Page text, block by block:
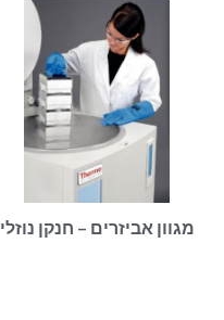
מגוון אביזרים – חנקן נוזלי